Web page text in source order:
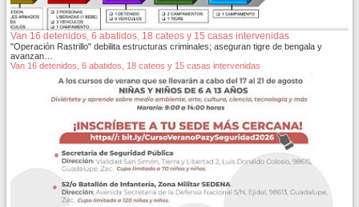
Van 16 detenidos, 6 abatidos, 18 cateos y 15 casas intervenidas
"Operación Rastrillo" debilita estructuras criminales; aseguran tigre de bengala y
avanzan…
Van 16 detenidos, 6 abatidos, 18 cateos y 15 casas intervenidas